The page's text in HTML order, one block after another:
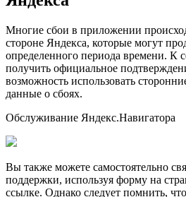
Многие сбои в приложении
стороне Яндекса, которые могут
определенного периода времени. К
получить официальное
возможность использовать
данные о сбоях.
Обслуживание Яндекс.Навигатора
Вы также можете самостоятельно
поддержки, используя форму на
ссылке. Однако следует помнить,